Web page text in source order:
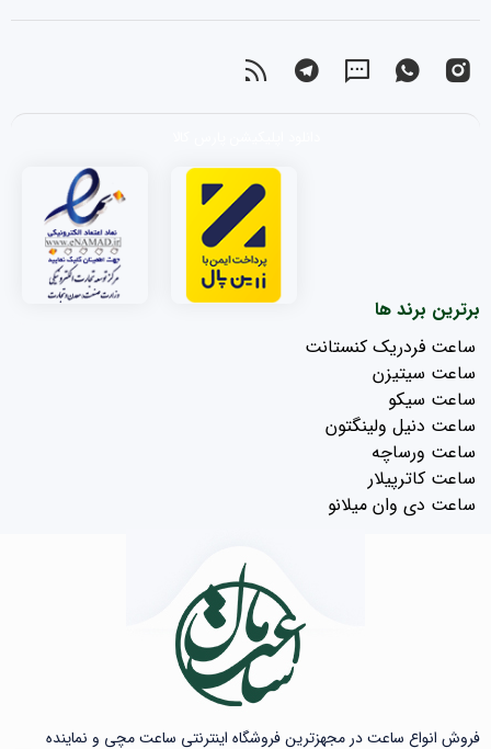
برترین برند ها
ساعت فردریک کنستانت
ساعت سیتیزن
ساعت سیکو
ساعت دنیل ولینگتون
ساعت ورساچه
ساعت کاترپیلار
ساعت دی وان میلانو
فروش انواع ساعت در مجهزترین فروشگاه اینترنتی ساعت مچی و نماینده